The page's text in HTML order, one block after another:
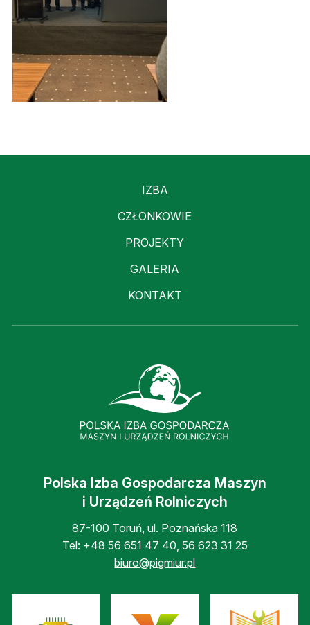
IZBA
CZŁONKOWIE
PROJEKTY
GALERIA
KONTAKT
Polska Izba Gospodarcza Maszyn
i Urządzeń Rolniczych
87-100 Toruń, ul. Poznańska 118
Tel: +48 56 651 47 40, 56 623 31 25
biuro@pigmiur.pl